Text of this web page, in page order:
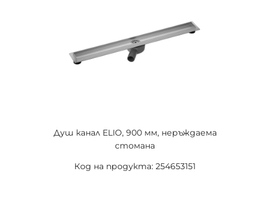
Душ канал ELIO, 900 мм, неръждаема
стомана
Код на продукта: 254653151